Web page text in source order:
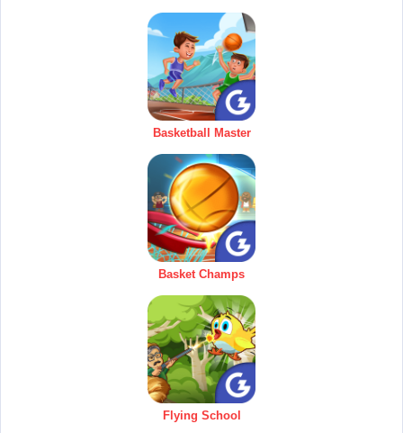
Basketball Master
Basket Champs
Flying School